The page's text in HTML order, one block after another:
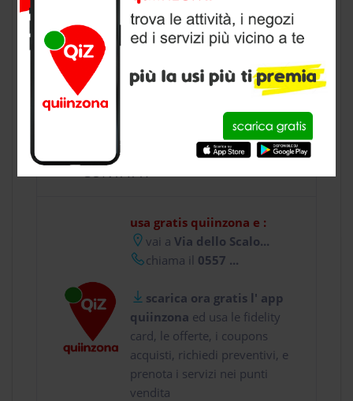
negozio animalia Firenze, provincia
di Firenze
CONTATTI
usa gratis quiinzona e :
vai aVia dello Scalo...
chiama il 0557 ...
scarica ora gratis l' app
quiinzona ed usa le fidelity
card, le offerte, i coupons
acquisti, richiedi preventivi, e
prenota i servizi nei punti
vendita